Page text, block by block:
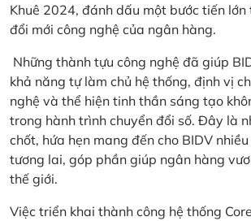
Khuê 2024, đánh dấu một bước tiến
đổi mới công nghệ của ngân hàng.
Những thành tựu công nghệ đã giúp
khả năng tự làm chủ hệ thống, định vị
nghệ và thể hiện tinh thần sáng tạo
trong hành trình chuyển đổi số. Đây là
chốt, hứa hẹn mang đến cho BIDV
tương lai, góp phần giúp ngân hàng
thế giới.
Việc triển khai thành công hệ thống